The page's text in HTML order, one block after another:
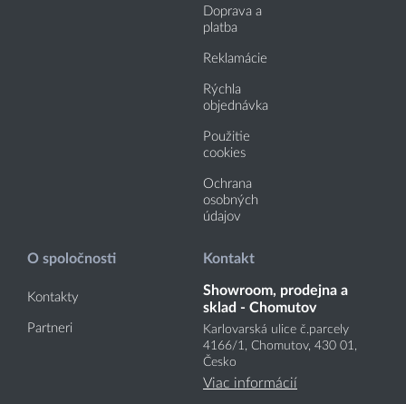
Doprava a
platba
Reklamácie
Rýchla
objednávka
Použitie
cookies
Ochrana
osobných
údajov
O spoločnosti
Kontakty
Partneri
Kontakt
Showroom, prodejna a
sklad - Chomutov
Karlovarská ulice č.parcely
4166/1, Chomutov, 430 01,
Česko
Viac informácií